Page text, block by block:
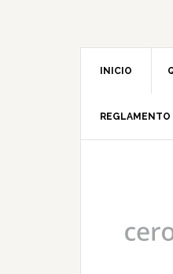
INICIO
REGLAMENTO